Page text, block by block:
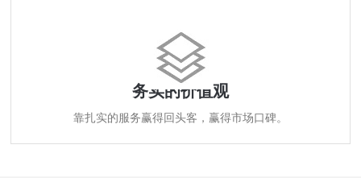
务实的价值观
靠扎实的服务赢得回头客，赢得市场口碑。